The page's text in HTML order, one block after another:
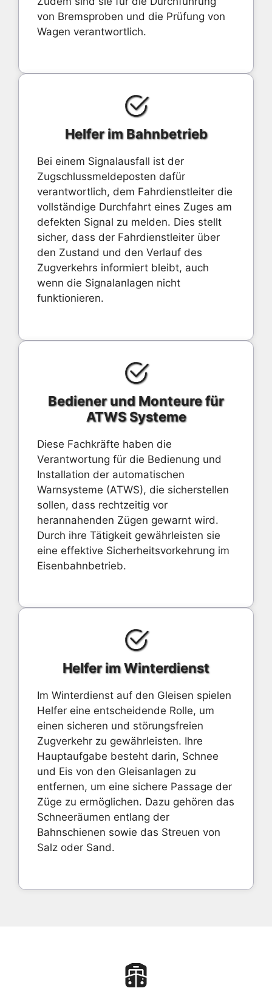
von Bremsproben und die Prüfung von
Wagen verantwortlich.
Helfer im Bahnbetrieb
Bei einem Signalausfall ist der
Zugschlussmeldeposten dafür
verantwortlich, dem Fahrdienstleiter die
vollständige Durchfahrt eines Zuges am
defekten Signal zu melden. Dies stellt
sicher, dass der Fahrdienstleiter über
den Zustand und den Verlauf des
Zugverkehrs informiert bleibt, auch
wenn die Signalanlagen nicht
funktionieren.
Bediener und Monteure für
ATWS Systeme
Diese Fachkräfte haben die
Verantwortung für die Bedienung und
Installation der automatischen
Warnsysteme (ATWS), die sicherstellen
sollen, dass rechtzeitig vor
herannahenden Zügen gewarnt wird.
Durch ihre Tätigkeit gewährleisten sie
eine effektive Sicherheitsvorkehrung im
Eisenbahnbetrieb.
Helfer im Winterdienst
Im Winterdienst auf den Gleisen spielen
Helfer eine entscheidende Rolle, um
einen sicheren und störungsfreien
Zugverkehr zu gewährleisten. Ihre
Hauptaufgabe besteht darin, Schnee
und Eis von den Gleisanlagen zu
entfernen, um eine sichere Passage der
Züge zu ermöglichen. Dazu gehören das
Schneeräumen entlang der
Bahnschienen sowie das Streuen von
Salz oder Sand.